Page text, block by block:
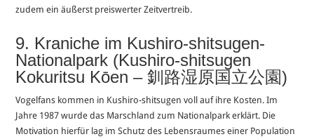
zudem ein äußerst preiswerter Zeitvertreib.
9. Kraniche im Kushiro-shitsugen-
Nationalpark (Kushiro-shitsugen
Kokuritsu Kōen – 釧路湿原国立公園)
Vogelfans kommen in Kushiro-shitsugen voll auf ihre Kosten. Im
Jahre 1987 wurde das Marschland zum Nationalpark erklärt. Die
Motivation hierfür lag im Schutz des Lebensraumes einer Population